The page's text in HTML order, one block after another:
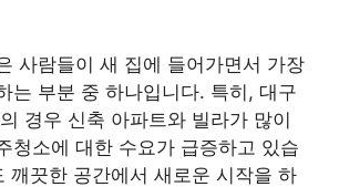
사람들이 새 집에 들어가면서 가장
는 부분 중 하나입니다. 특히, 대구
경우 신축 아파트와 빌라가 많이
청소에 대한 수요가 급증하고 있습
깨끗한 공간에서 새로운 시작을 하